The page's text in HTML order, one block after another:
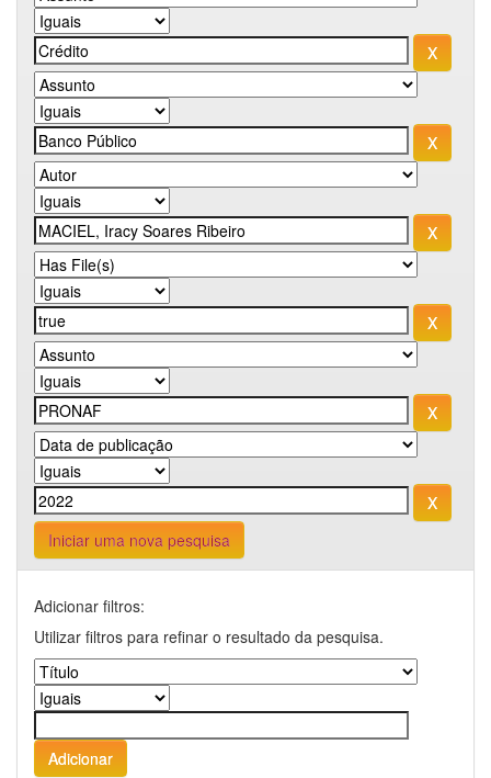
Iniciar uma nova pesquisa
Adicionar filtros:
Utilizar filtros para refinar o resultado da pesquisa.